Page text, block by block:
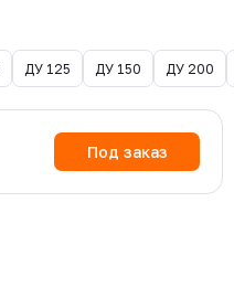
ДУ 125 ДУ 150 ДУ 200
Под заказ